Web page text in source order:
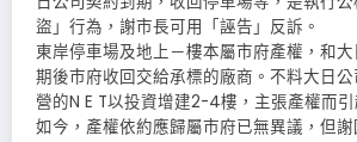
盜」行為，謝市長可用「誣告」反訴。
東岸停車場及地上－樓本屬市府產權，和
期後市府收回交給承標的廠商。不料大日
營的N E T以投資增建2-4樓，主張產權而引
如今，產權依約應歸屬市府已無異議，但